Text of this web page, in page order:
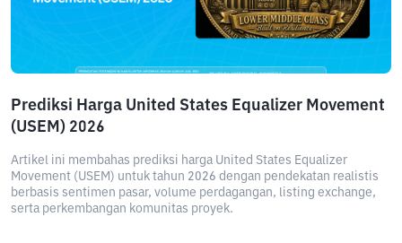
Prediksi Harga United States Equalizer Movement
(USEM) 2026
Artikel ini membahas prediksi harga United States Equalizer
Movement (USEM) untuk tahun 2026 dengan pendekatan realistis
berbasis sentimen pasar, volume perdagangan, listing exchange,
serta perkembangan komunitas proyek.